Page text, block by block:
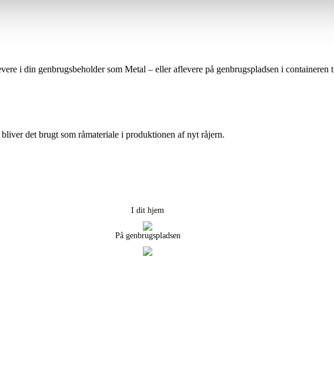
i din genbrugsbeholder som Metal – eller aflevere på genbrugspladsen i containeren
det brugt som råmateriale i produktionen af nyt råjern.
I dit hjem
På genbrugspladsen